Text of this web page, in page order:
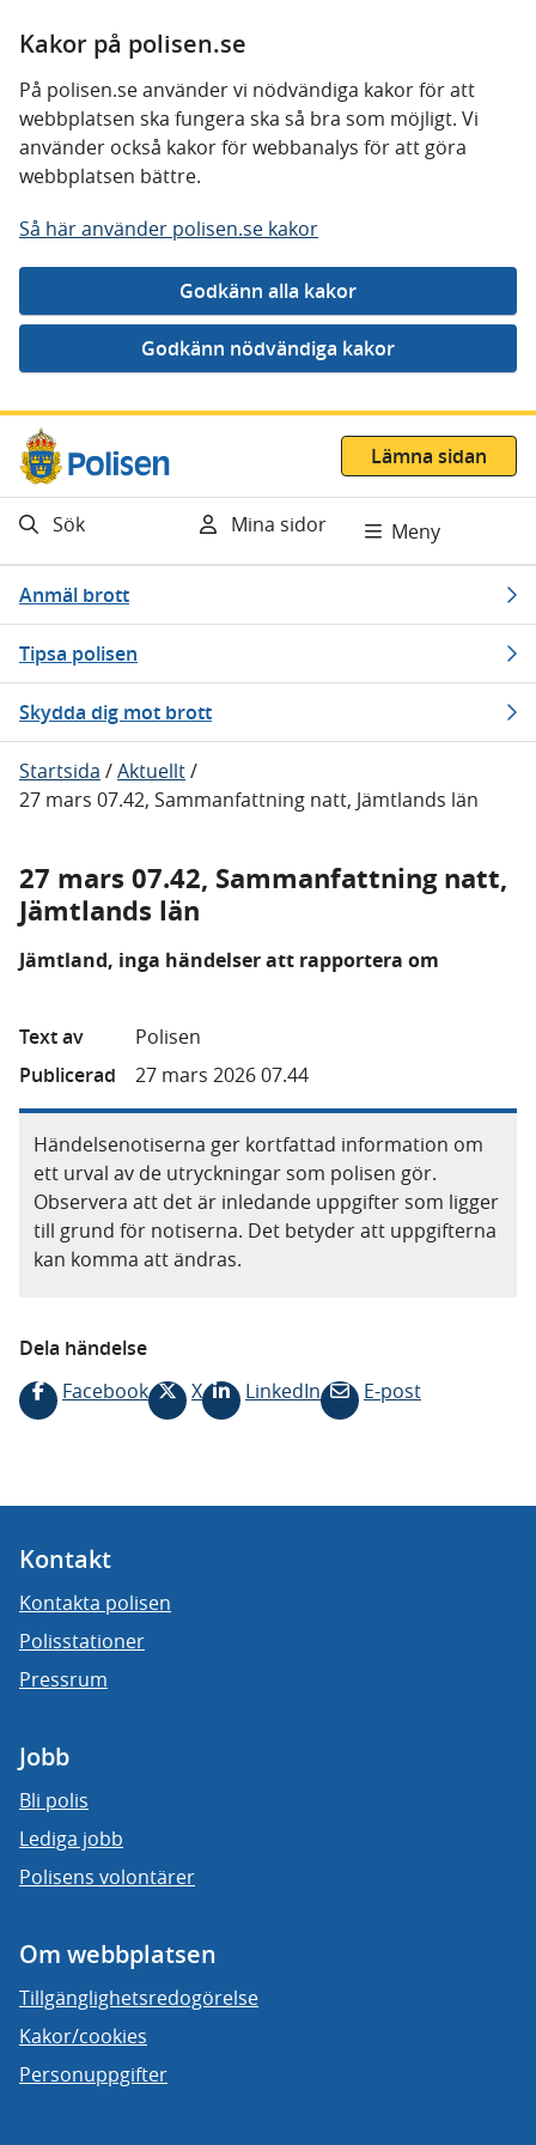
Kakor på polisen.se
På polisen.se använder vi nödvändiga kakor för att
webbplatsen ska fungera ska så bra som möjligt. Vi
använder också kakor för webbanalys för att göra
webbplatsen bättre.
Så här använder polisen.se kakor
Gå direkt till innehåll
Lämna sidan
Sök Mina sidor Meny
Anmäl brott
Tipsa polisen
Skydda dig mot brott
Startsida /Aktuellt/
27 mars 07.42, Sammanfattning natt, Jämtlands län
27 mars 07.42, Sammanfattning natt,
Jämtlands län
Jämtland, inga händelser att rapportera om
Text av
Polisen
Publicerad
27 mars 2026 07.44
Händelsenotiserna ger kortfattad information om
ett urval av de utryckningar som polisen gör.
Observera att det är inledande uppgifter som ligger
till grund för notiserna. Det betyder att uppgifterna
kan komma att ändras.
Dela händelse
Facebook
X LinkedIn E-post
Kontakt
Kontakta polisen
Polisstationer
Pressrum
Jobb
Bli polis
Lediga jobb
Polisens volontärer
Om webbplatsen
Tillgänglighetsredogörelse
Kakor/cookies
Personuppgifter